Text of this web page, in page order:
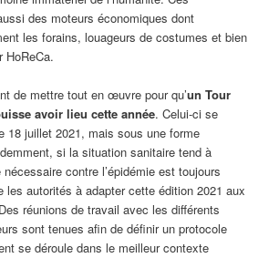
des moteurs économiques dont
les forains, louageurs de costumes et bien
HoReCa.
de mettre tout en œuvre pour qu’un Tour
avoir lieu cette année. Celui-ci se
18 juillet 2021, mais sous une forme
si la situation sanitaire tend à
nécessaire contre l’épidémie est toujours
les autorités à adapter cette édition 2021 aux
réunions de travail avec les différents
sont tenues afin de définir un protocole
se déroule dans le meilleur contexte